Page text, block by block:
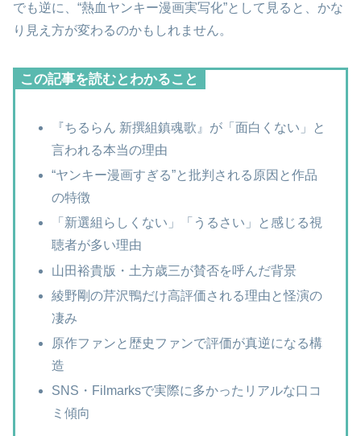
でも逆に、“熱血ヤンキー漫画実写化”として見ると、かな
り見え方が変わるのかもしれません。
この記事を読むとわかること
『ちるらん 新撰組鎮魂歌』が「面白くない」と
言われる本当の理由
“ヤンキー漫画すぎる”と批判される原因と作品
の特徴
「新選組らしくない」「うるさい」と感じる視
聴者が多い理由
山田裕貴版・土方歳三が賛否を呼んだ背景
綾野剛の芹沢鴨だけ高評価される理由と怪演の
凄み
原作ファンと歴史ファンで評価が真逆になる構
造
SNS・Filmarksで実際に多かったリアルな口コ
ミ傾向